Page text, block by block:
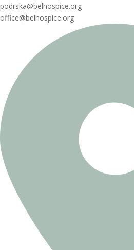
podrska@belhospice.org
office@belhospice.org